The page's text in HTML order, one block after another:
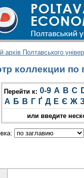
архів Полтавського
коллекции по
Перейти к: 0-9 A B C
А Б В Г Ґ Д Е Є Ж
или введите